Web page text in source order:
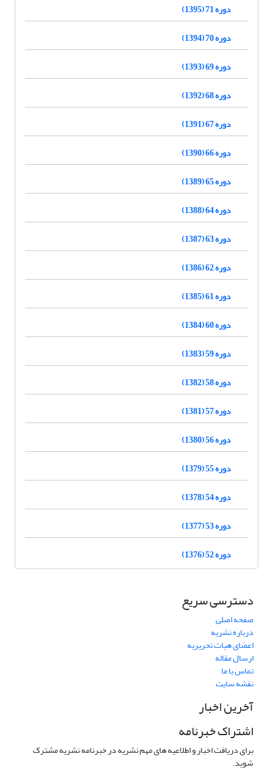
دوره 71 (1395)
دوره 70 (1394)
دوره 69 (1393)
دوره 68 (1392)
دوره 67 (1391)
دوره 66 (1390)
دوره 65 (1389)
دوره 64 (1388)
دوره 63 (1387)
دوره 62 (1386)
دوره 61 (1385)
دوره 60 (1384)
دوره 59 (1383)
دوره 58 (1382)
دوره 57 (1381)
دوره 56 (1380)
دوره 55 (1379)
دوره 54 (1378)
دوره 53 (1377)
دوره 52 (1376)
دسترسی سریع
صفحه اصلی
درباره نشریه
اعضای هیات تحریریه
ارسال مقاله
تماس با ما
نقشه سایت
آخرین اخبار
اشتراک خبرنامه
برای دریافت اخبار و اطلاعیه های مهم نشریه در خبرنامه نشریه مشترک
شوید.